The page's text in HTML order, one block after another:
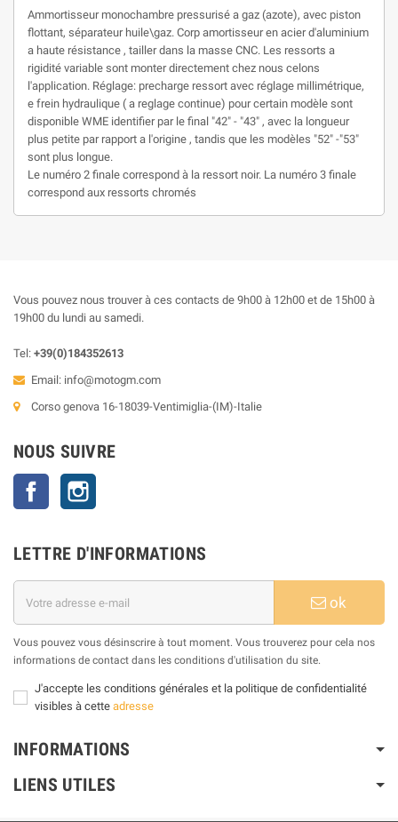
Ammortisseur monochambre pressurisé a gaz (azote), avec piston
flottant, séparateur huile\gaz. Corp amortisseur en acier d'aluminium
a haute résistance , tailler dans la masse CNC. Les ressorts a
rigidité variable sont monter directement chez nous celons
l'application. Réglage: precharge ressort avec réglage millimétrique,
e frein hydraulique ( a reglage continue) pour certain modèle sont
disponible WME identifier par le final "42" - "43" , avec la longueur
plus petite par rapport a l'origine , tandis que les modèles "52" -"53"
sont plus longue.
Le numéro 2 finale correspond à la ressort noir. La numéro 3 finale
correspond aux ressorts chromés
Vous pouvez nous trouver à ces contacts de 9h00 à 12h00 et de 15h00 à
19h00 du lundi au samedi.
Tel: +39(0)184352613
Email: info@motogm.com
Corso genova 16-18039-Ventimiglia-(IM)-Italie
NOUS SUIVRE
Facebook
LETTRE D'INFORMATIONS
ok
Vous pouvez vous désinscrire à tout moment. Vous trouverez pour cela nos
informations de contact dans les conditions d'utilisation du site.
J'accepte les conditions générales et la politique de confidentialité
visibles à cette adresse
INFORMATIONS
LIENS UTILES